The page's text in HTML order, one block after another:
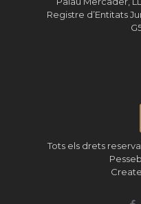
Registre d’Entitats
Tots els drets